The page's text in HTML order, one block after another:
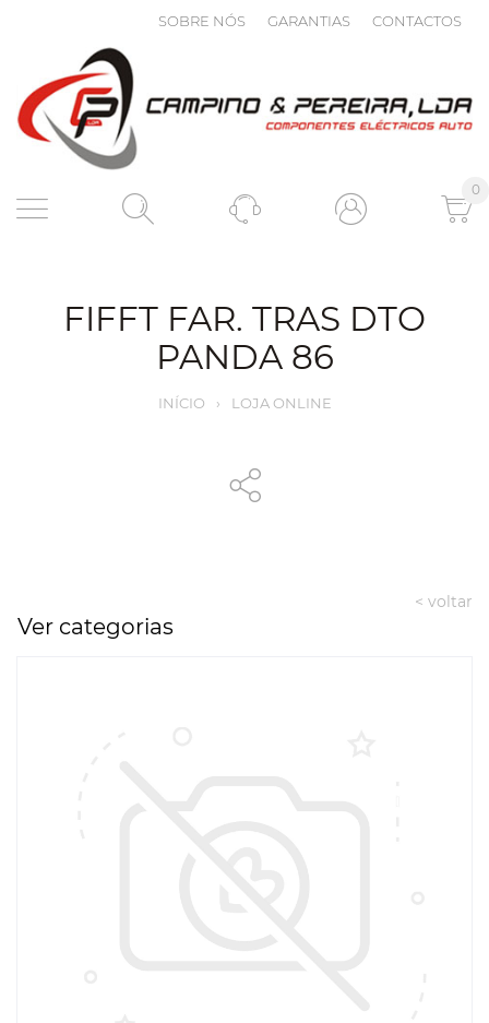
SOBRE NÓS GARANTIAS CONTACTOS
0
FIFFT FAR. TRAS DTO
PANDA 86
INÍCIO › LOJA ONLINE
< voltar
Ver categorias